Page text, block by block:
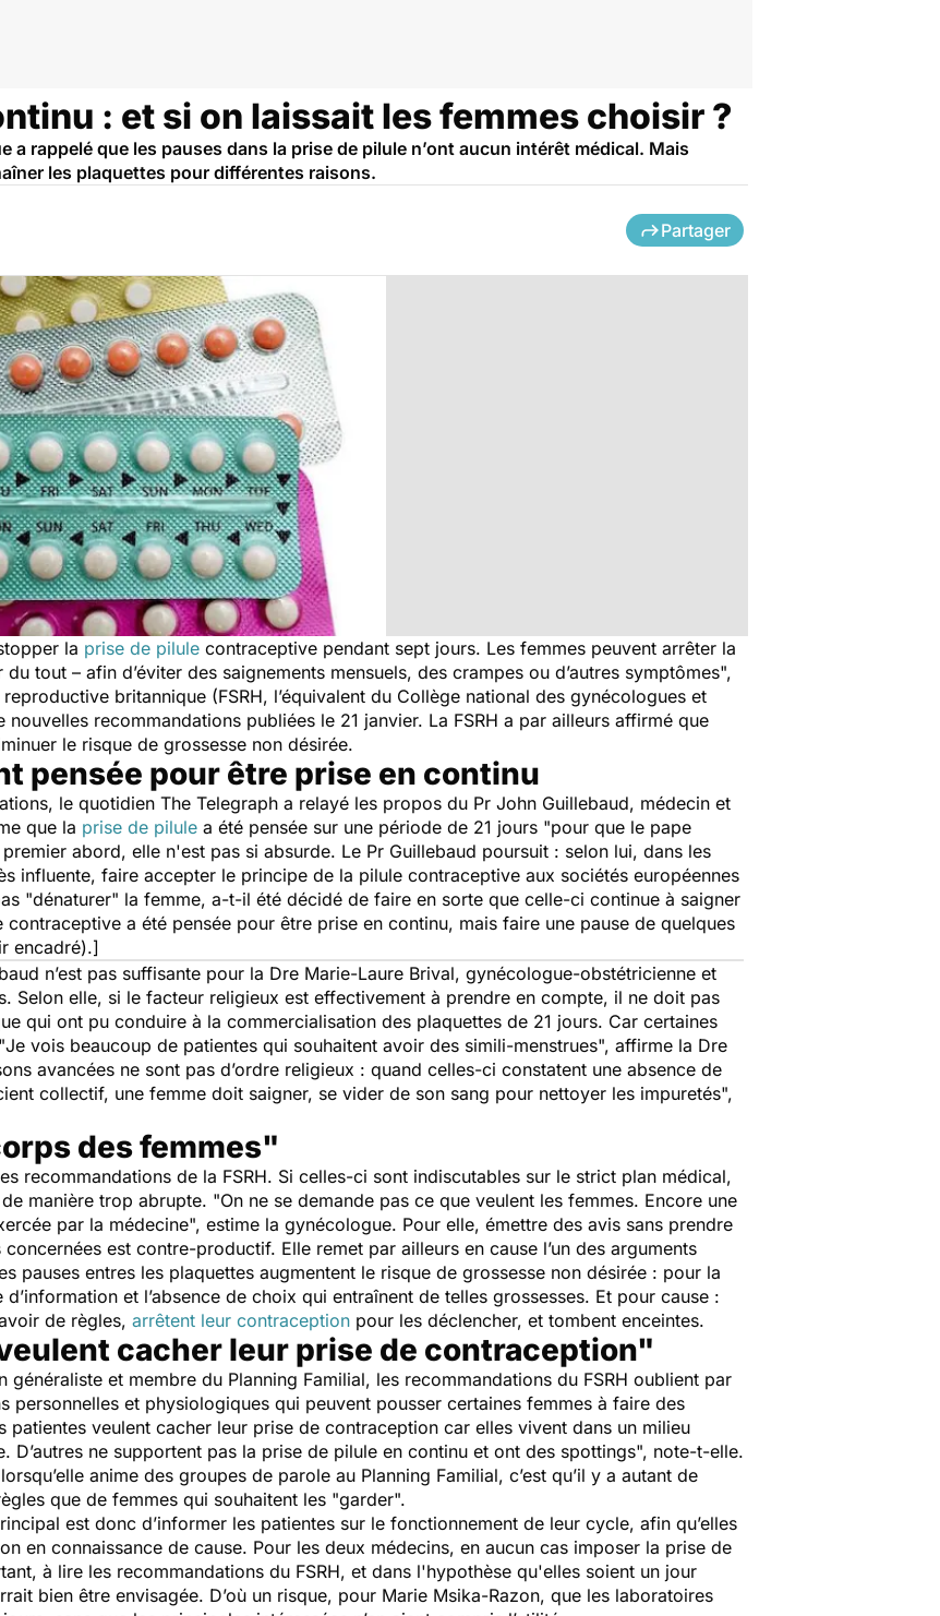
: et si on laissait les femmes choisir ?
a rappelé que les pauses dans la prise de pilule n’ont aucun intérêt médical. Mais
les plaquettes pour différentes raisons.
Partager
la prise de pilule contraceptive pendant sept jours. Les femmes peuvent arrêter la
tout – afin d’éviter des saignements mensuels, des crampes ou d’autres symptômes",
britannique (FSRH, l’équivalent du Collège national des gynécologues et
nouvelles recommandations publiées le 21 janvier. La FSRH a par ailleurs affirmé que
le risque de grossesse non désirée.
pensée pour être prise en continu
le quotidien The Telegraph a relayé les propos du Pr John Guillebaud, médecin et
que la prise de pilule a été pensée sur une période de 21 jours "pour que le pape
premier abord, elle n'est pas si absurde. Le Pr Guillebaud poursuit : selon lui, dans les
influente, faire accepter le principe de la pilule contraceptive aux sociétés européennes
"dénaturer" la femme, a-t-il été décidé de faire en sorte que celle-ci continue à saigner
a été pensée pour être prise en continu, mais faire une pause de quelques
encadré).]
n’est pas suffisante pour la Dre Marie-Laure Brival, gynécologue-obstétricienne et
Selon elle, si le facteur religieux est effectivement à prendre en compte, il ne doit pas
qui ont pu conduire à la commercialisation des plaquettes de 21 jours. Car certaines
Je vois beaucoup de patientes qui souhaitent avoir des simili-menstrues", affirme la Dre
avancées ne sont pas d’ordre religieux : quand celles-ci constatent une absence de
collectif, une femme doit saigner, se vider de son sang pour nettoyer les impuretés",
des femmes"
recommandations de la FSRH. Si celles-ci sont indiscutables sur le strict plan médical,
manière trop abrupte. "On ne se demande pas ce que veulent les femmes. Encore une
par la médecine", estime la gynécologue. Pour elle, émettre des avis sans prendre
est contre-productif. Elle remet par ailleurs en cause l’un des arguments
pauses entres les plaquettes augmentent le risque de grossesse non désirée : pour la
et l’absence de choix qui entraînent de telles grossesses. Et pour cause :
de règles, arrêtent leur contraception pour les déclencher, et tombent enceintes.
cacher leur prise de contraception"
généraliste et membre du Planning Familial, les recommandations du FSRH oublient par
personnelles et physiologiques qui peuvent pousser certaines femmes à faire des
patientes veulent cacher leur prise de contraception car elles vivent dans un milieu
ne supportent pas la prise de pilule en continu et ont des spottings", note-t-elle.
anime des groupes de parole au Planning Familial, c’est qu’il y a autant de
que de femmes qui souhaitent les "garder".
est donc d’informer les patientes sur le fonctionnement de leur cycle, afin qu’elles
en connaissance de cause. Pour les deux médecins, en aucun cas imposer la prise de
à lire les recommandations du FSRH, et dans l'hypothèse qu'elles soient un jour
bien être envisagée. D’où un risque, pour Marie Msika-Razon, que les laboratoires